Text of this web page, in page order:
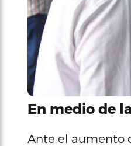
En medio de
Ante el aumento